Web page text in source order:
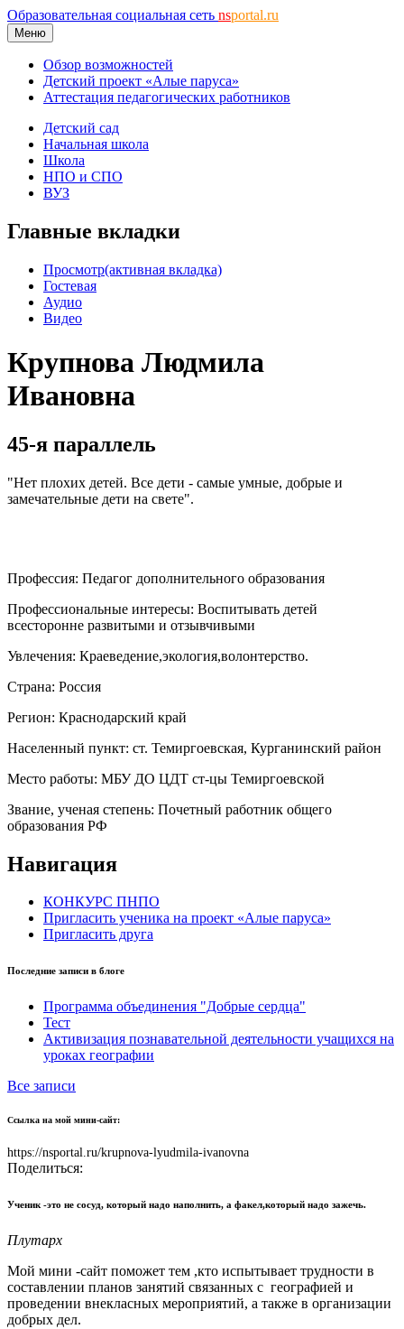
Образовательная социальная сеть nsportal.ru
Меню
Обзор возможностей
Детский проект «Алые паруса»
Аттестация педагогических работников
Детский сад
Начальная школа
Школа
НПО и СПО
ВУЗ
Главные вкладки
Просмотр(активная вкладка)
Гостевая
Аудио
Видео
Крупнова Людмила
Ивановна
45-я параллель
"Нет плохих детей. Все дети - самые умные, добрые и
замечательные дети на свете".
Профессия: Педагог дополнительного образования
Профессиональные интересы: Воспитывать детей
всесторонне развитыми и отзывчивыми
Увлечения: Краеведение,экология,волонтерство.
Страна: Россия
Регион: Краснодарский край
Населенный пункт: ст. Темиргоевская, Курганинский район
Место работы: МБУ ДО ЦДТ ст-цы Темиргоевской
Звание, ученая степень: Почетный работник общего
образования РФ
Навигация
КОНКУРС ПНПО
Пригласить ученика на проект «Алые паруса»
Пригласить друга
Последние записи в блоге
Программа объединения "Добрые сердца"
Тест
Активизация познавательной деятельности учащихся на
уроках географии
Все записи
Ссылка на мой мини-сайт:
https://nsportal.ru/krupnova-lyudmila-ivanovna
Поделиться:
Ученик -это не сосуд, который надо наполнить, а факел,который надо зажечь.
Плутарх
Мой мини -сайт поможет тем ,кто испытывает трудности в
составлении планов занятий связанных с географией и
проведении внекласных мероприятий, а также в организации
добрых дел.